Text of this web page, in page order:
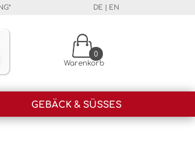
DE | EN
bewerten unsere Produkte und
Warenkorb
0
GEBÄCK & SÜSSES